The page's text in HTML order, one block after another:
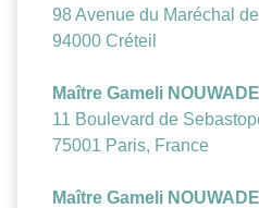
98 Avenue du Maréchal
94000 Créteil
Maître Gameli NOUWADE
11 Boulevard de
75001 Paris, France
Maître Gameli NOUWADE